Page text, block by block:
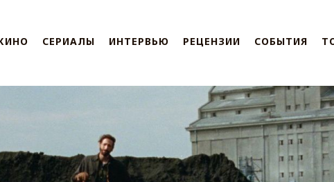
СЕРИАЛЫ ИНТЕРВЬЮ РЕЦЕНЗИИ СОБЫТИЯ